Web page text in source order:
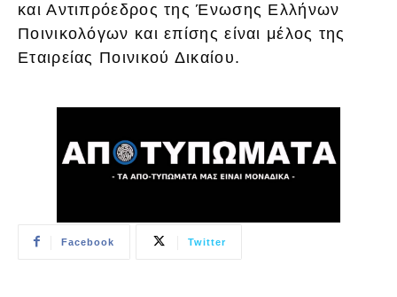
και Αντιπρόεδρος της Ένωσης Ελλήνων
Ποινικολόγων και επίσης είναι μέλος της
Εταιρείας Ποινικού Δικαίου.
Facebook Twitter